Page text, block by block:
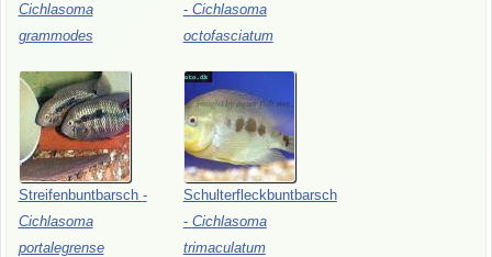
Cichlasoma
grammodes
- Cichlasoma
octofasciatum
Streifenbuntbarsch -
Cichlasoma
portalegrense
Schulterfleckbuntbarsch
- Cichlasoma
trimaculatum